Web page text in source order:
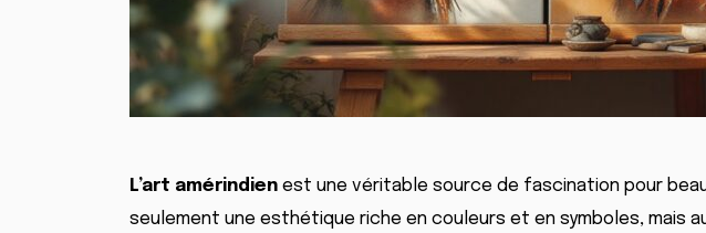
L’art amérindien est une véritable source de fascination pour
seulement une esthétique riche en couleurs et en symboles, mais